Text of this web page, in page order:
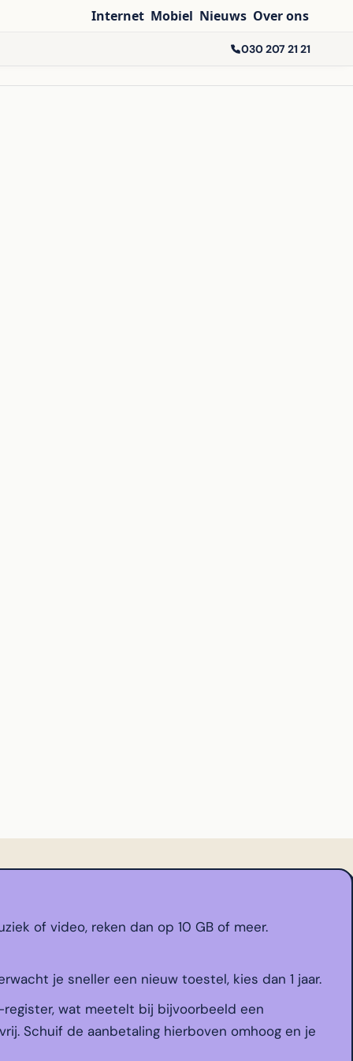
Internet Mobiel Nieuws Over ons
030 207 21 21
of video, reken dan op 10 GB of meer.
je sneller een nieuw toestel, kies dan 1 jaar.
wat meetelt bij bijvoorbeeld een
Schuif de aanbetaling hierboven omhoog en je